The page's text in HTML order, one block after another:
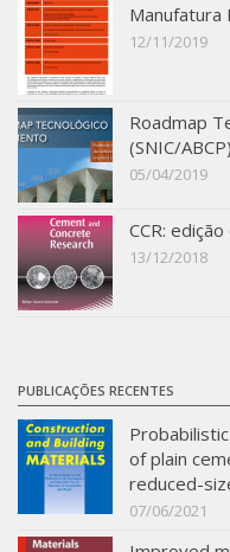
Manufatura
12/11/2019
Roadmap
(SNIC/ABCP)
05/04/2019
CCR:
13/12/2018
PUBLICAÇÕES RECENTES
of plain
reduced-
07/06/2021